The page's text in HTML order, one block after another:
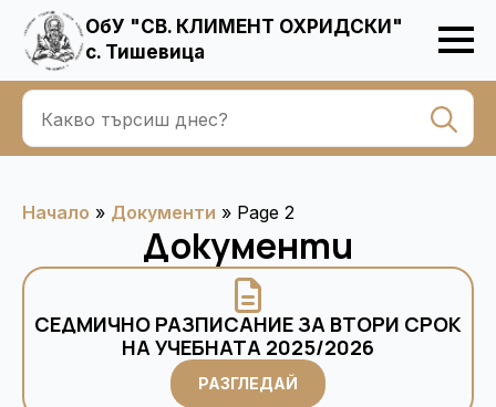
ОбУ "СВ. КЛИМЕНТ ОХРИДСКИ"
с. Тишевица
Начало » Документи » Page 2
Документи
СЕДМИЧНО РАЗПИСАНИЕ ЗА ВТОРИ СРОК
НА УЧЕБНАТА 2025/2026
РАЗГЛЕДАЙ